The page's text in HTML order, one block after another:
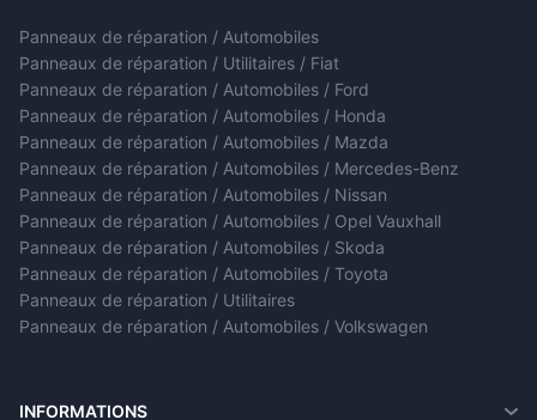
Panneaux de réparation / Automobiles
Panneaux de réparation / Utilitaires / Fiat
Panneaux de réparation / Automobiles / Ford
Panneaux de réparation / Automobiles / Honda
Panneaux de réparation / Automobiles / Mazda
Panneaux de réparation / Automobiles / Mercedes-Benz
Panneaux de réparation / Automobiles / Nissan
Panneaux de réparation / Automobiles / Opel Vauxhall
Panneaux de réparation / Automobiles / Skoda
Panneaux de réparation / Automobiles / Toyota
Panneaux de réparation / Utilitaires
Panneaux de réparation / Automobiles / Volkswagen
INFORMATIONS